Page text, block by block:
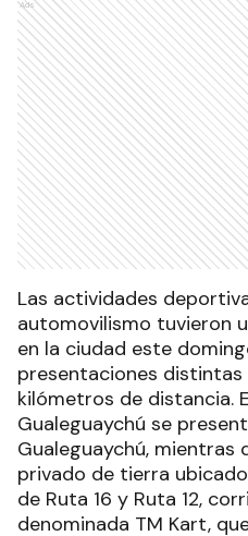
Ads
Las actividades
automovilismo tuvieron
en la ciudad este
presentaciones
kilómetros de distancia.
Gualeguaychú se
Gualeguaychú, mientras
privado de tierra
de Ruta 16 y Ruta 12,
denominada TM Kart,